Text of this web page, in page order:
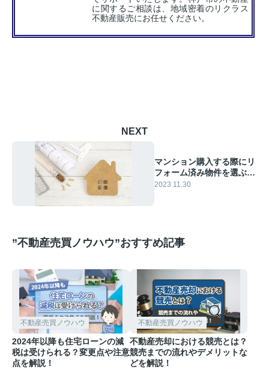
に関するご相談は、地域密着のリクラス
不動産販売にお任せください。
NEXT
マンション購入する際にリ
フォーム済み物件を選ぶメ
リットとデメリット
2023.11.30
”不動産売買ノウハウ”おすすめ記事
不動産売買ノウハウ
2024年以降も住宅ローンの減
税は受けられる？変更点や注意
点を解説！
不動産売買ノウハウ
不動産売却における競売とは？
競売までの流れやデメリットな
どを解説！